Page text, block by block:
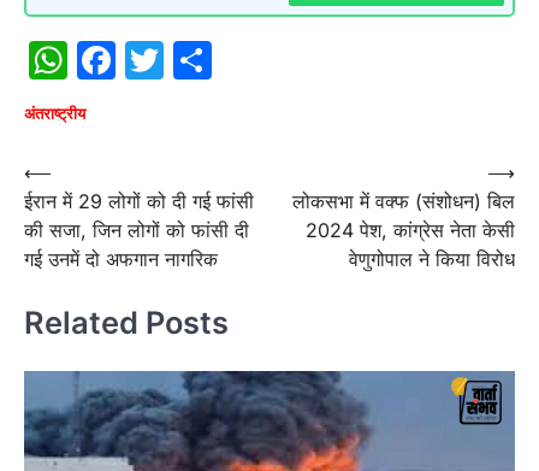
WhatsApp
Facebook
Twitter
अंतराष्‍ट्रीय
Post
navigation
⟵
ईरान में 29 लोगों को दी गई फांसी
की सजा, जिन लोगों को फांसी दी
गई उनमें दो अफगान नागरिक
लोकसभा में वक्फ (संशोधन) बिल
2024 पेश, कांग्रेस नेता केसी
वेणुगोपाल ने किया विरोध
⟶
Related Posts